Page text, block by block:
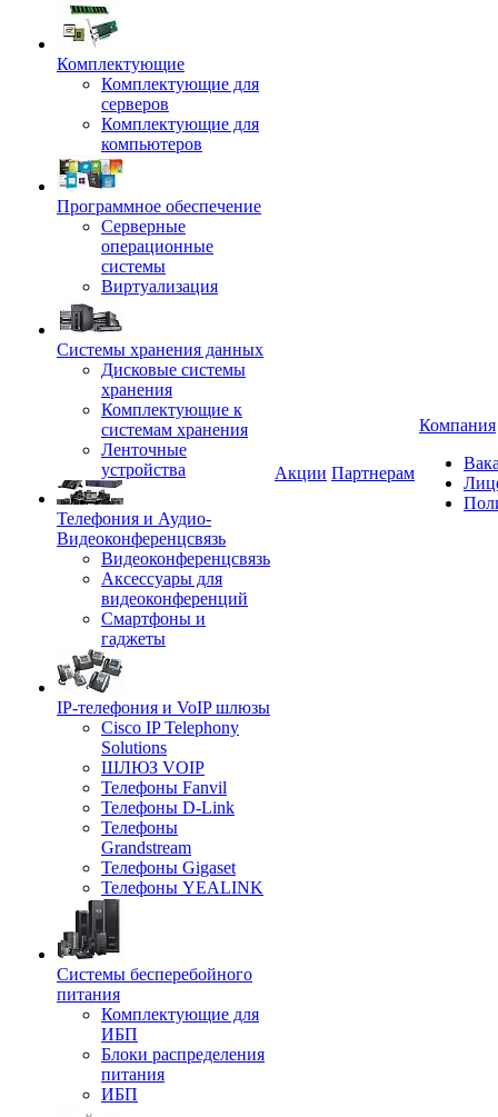
Комплектующие
Комплектующие для
серверов
Комплектующие для
компьютеров
Программное обеспечение
Серверные
операционные
системы
Виртуализация
Системы хранения данных
Дисковые системы
хранения
Комплектующие к
системам хранения
Ленточные
устройства
Телефония и Аудио-
Видеоконференцсвязь
Видеоконференцсвязь
Аксессуары для
видеоконференций
Смартфоны и
гаджеты
IP-телефония и VoIP шлюзы
Cisco IP Telephony
Solutions
ШЛЮЗ VOIP
Телефоны Fanvil
Телефоны D-Link
Телефоны
Grandstream
Телефоны Gigaset
Телефоны YEALINK
Системы бесперебойного
питания
Комплектующие для
ИБП
Блоки распределения
питания
ИБП
Акции Партнерам
Компания